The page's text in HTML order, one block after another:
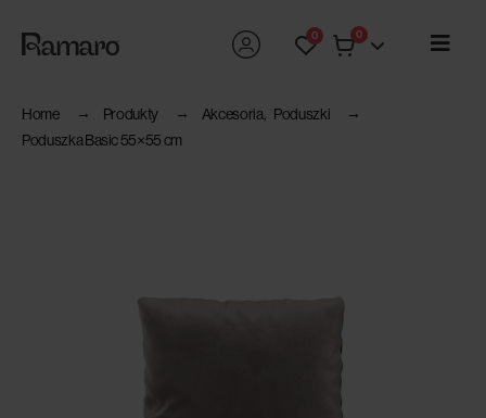
0 0
Home Produkty Akcesoria
Poduszki
Poduszka Basic 55×55 cm